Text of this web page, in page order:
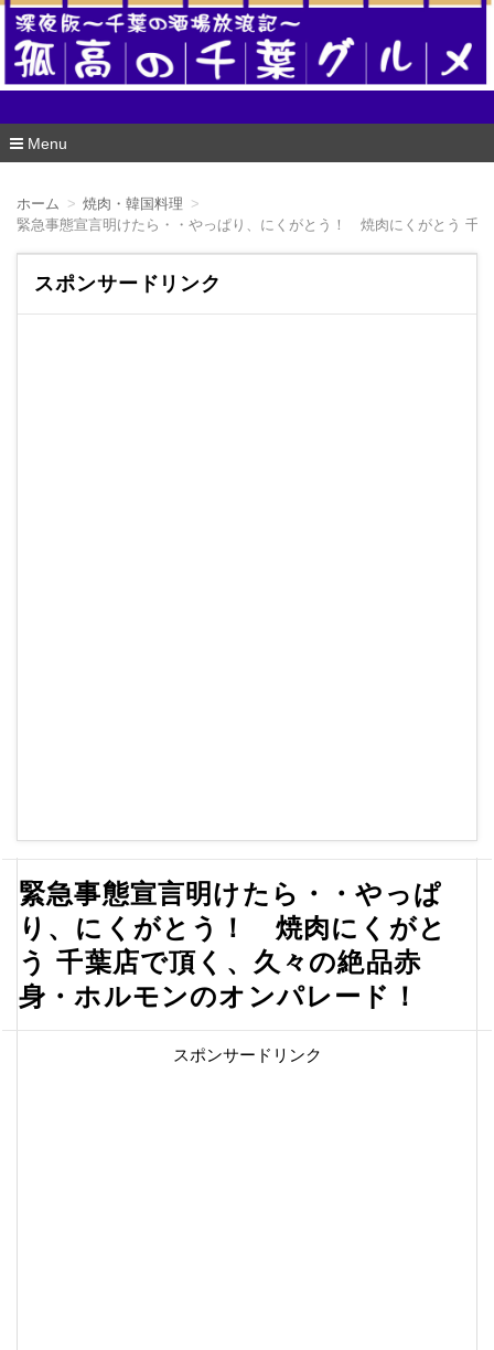
酒場版 孤高の千葉グルメ
Menu
ホーム
焼肉・韓国料理
緊急事態宣言明けたら・・やっぱり、にくがとう！ 焼肉にくがとう 千
スポンサードリンク
緊急事態宣言明けたら・・やっぱ
り、にくがとう！ 焼肉にくがと
う 千葉店で頂く、久々の絶品赤
身・ホルモンのオンパレード！
スポンサードリンク